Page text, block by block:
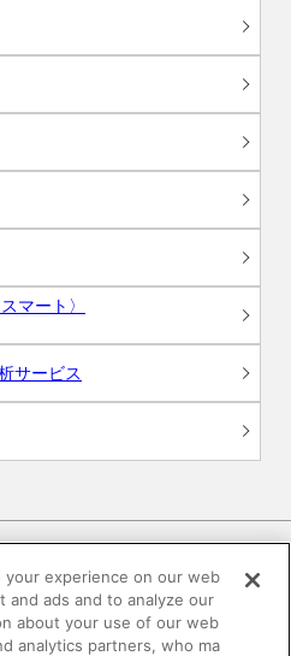
マート〉
サービス
サイトについて
your experience on our web
ads and to analyze our
about your use of our web
analytics partners, who ma